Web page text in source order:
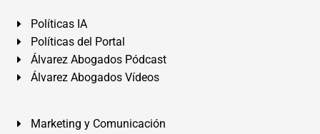
Políticas IA
Políticas del Portal
Álvarez Abogados Pódcast
Álvarez Abogados Vídeos
Marketing y Comunicación